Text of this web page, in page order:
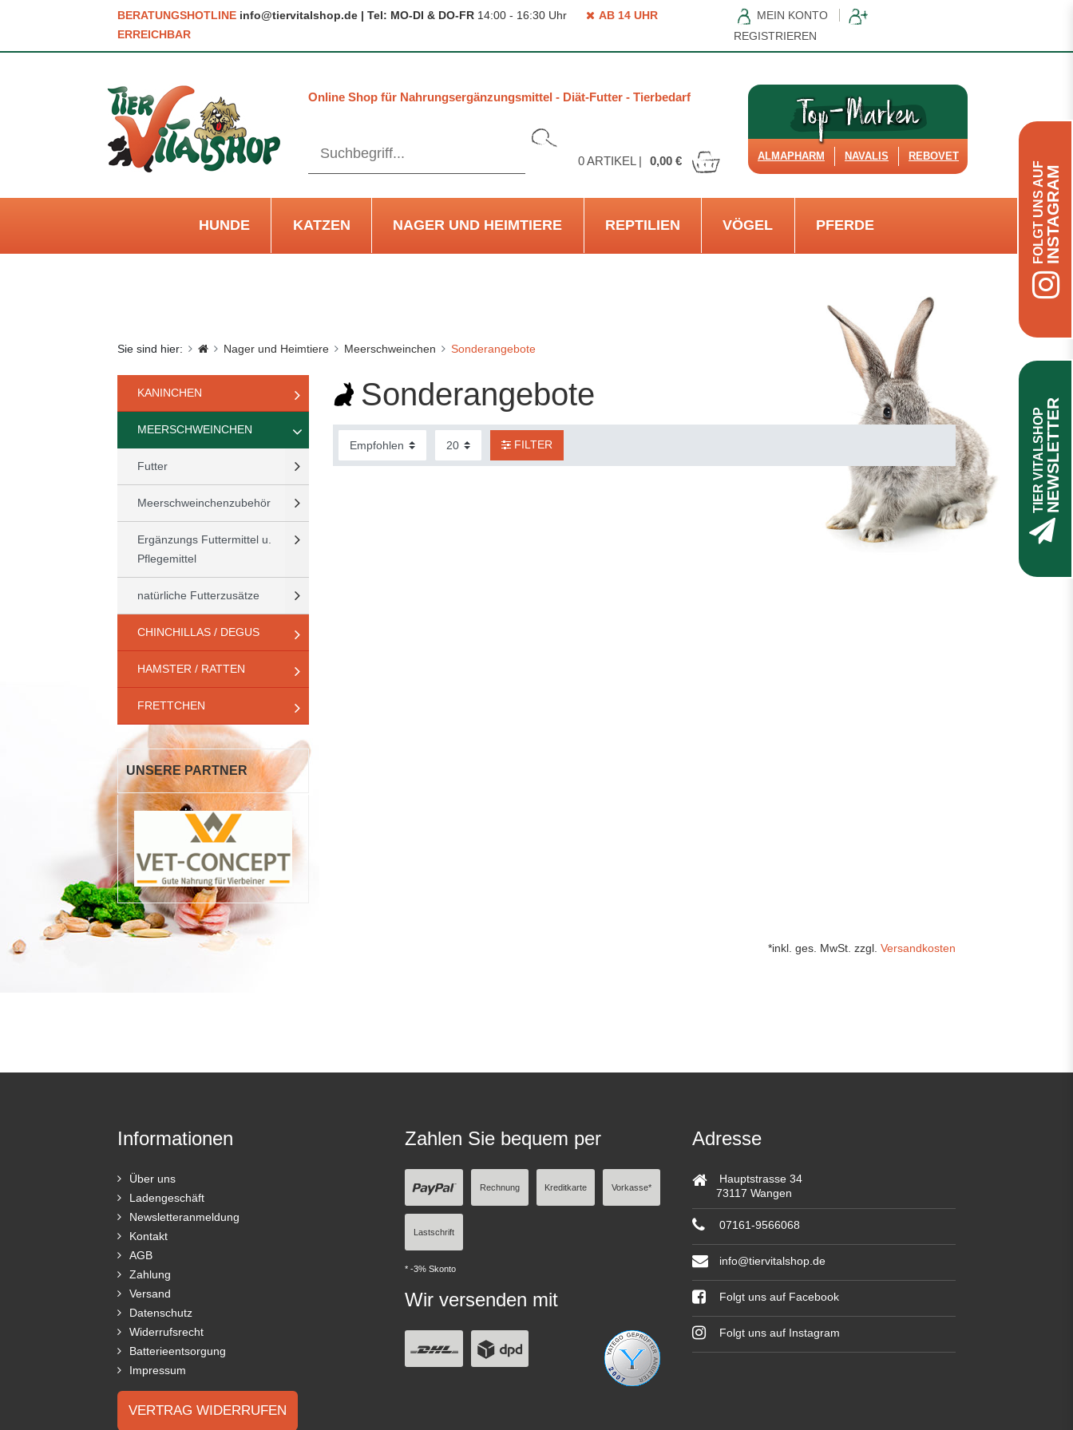
BERATUNGSHOTLINE info@tiervitalshop.de | Tel: MO-DI & DO-FR 14:00 - 16:30 Uhr
AB 14 UHR
ERREICHBAR
MEIN KONTO
REGISTRIEREN
Online Shop für Nahrungsergänzungsmittel - Diät-Futter - Tierbedarf
0ARTIKEL | 0,00 € ALMAPHARM NAVALIS REBOVET
HUNDE KATZEN NAGER UND HEIMTIERE REPTILIEN VÖGEL PFERDE
Sie sind hier: Nager und Heimtiere Meerschweinchen Sonderangebote
KANINCHEN
MEERSCHWEINCHEN
Futter
Meerschweinchenzubehör
Ergänzungs Futtermittel u.
Pflegemittel
natürliche Futterzusätze
CHINCHILLAS / DEGUS
HAMSTER / RATTEN
FRETTCHEN
UNSERE PARTNER
Sonderangebote
FILTER
*inkl. ges. MwSt. zzgl. Versandkosten
Informationen
Über uns
Ladengeschäft
Newsletteranmeldung
Kontakt
AGB
Zahlung
Versand
Datenschutz
Widerrufsrecht
Batterieentsorgung
Impressum
VERTRAG WIDERRUFEN
Zahlen Sie bequem per
Rechnung Kreditkarte Vorkasse*
Lastschrift
* -3% Skonto
Wir versenden mit
Adresse
Hauptstrasse 34
73117 Wangen
07161-9566068
info@tiervitalshop.de
Folgt uns auf Facebook
Folgt uns auf Instagram
FOLGT UNS AUFINSTAGRAM
TIER VITALSHOPNEWSLETTER